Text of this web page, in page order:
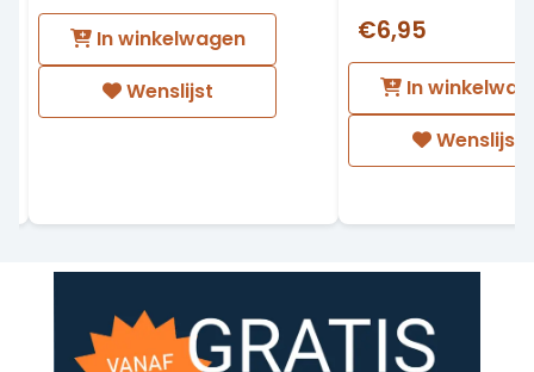
In winkelwagen
Wenslijst
€6,95
In
Wenslijst